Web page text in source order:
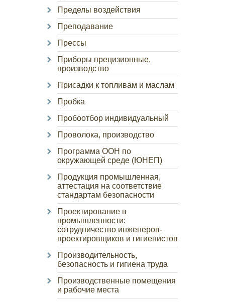
Пределы воздействия
Преподавание
Прессы
Приборы прецизионные,
производство
Присадки к топливам и маслам
Пробка
Пробоотбор индивидуальный
Проволока, производство
Программа ООН по
окружающей среде (ЮНЕП)
Продукция промышленная,
аттестация на соответствие
стандартам безопасности
Проектирование в
промышленности:
сотрудничество инженеров-
проектировщиков и гигиенистов
Производительность,
безопасность и гигиена труда
Производственные помещения
и рабочие места